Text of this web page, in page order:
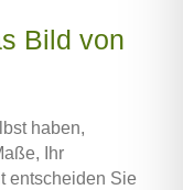
Bild von
haben,
Ihr
entscheiden Sie